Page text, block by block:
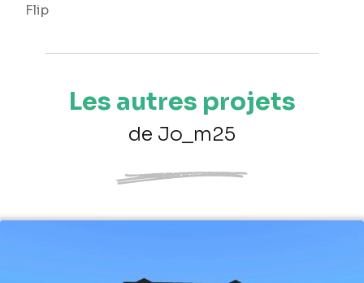
Flip
Les autres projets
de Jo_m25